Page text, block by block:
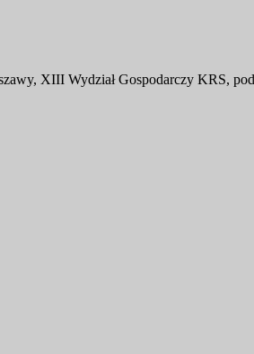
XIII Wydział Gospodarczy KRS,